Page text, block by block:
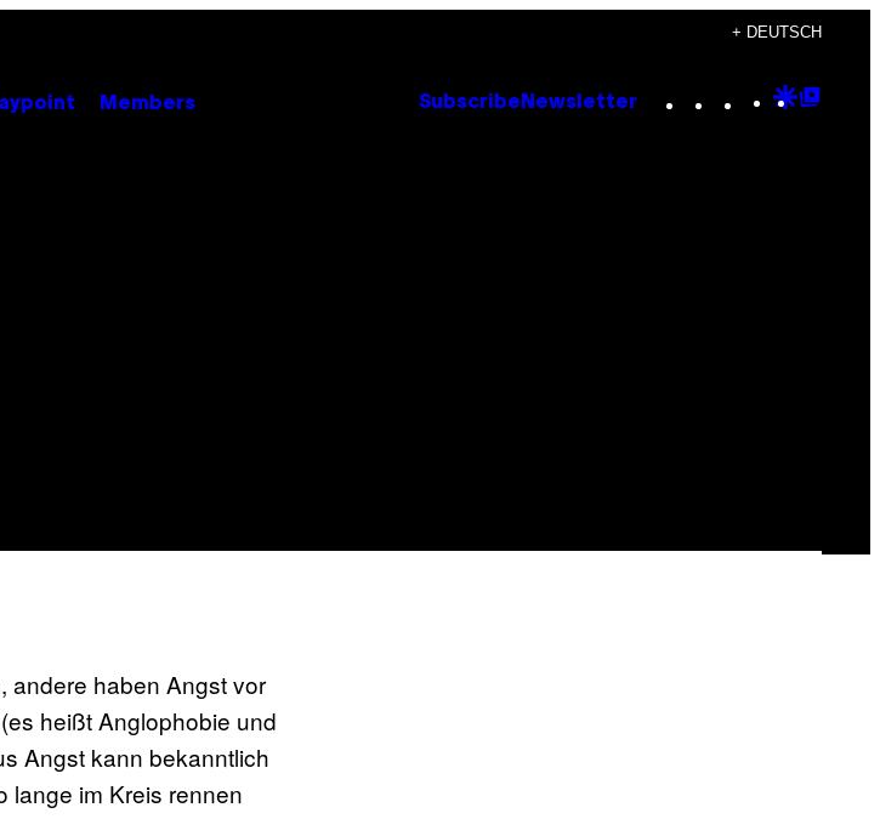
+ DEUTSCH
Members Subscribe Newsletter Instagram
TikTok
YouTube
Google
andere haben Angst vor
heißt Anglophobie und
Angst kann bekanntlich
lange im Kreis rennen